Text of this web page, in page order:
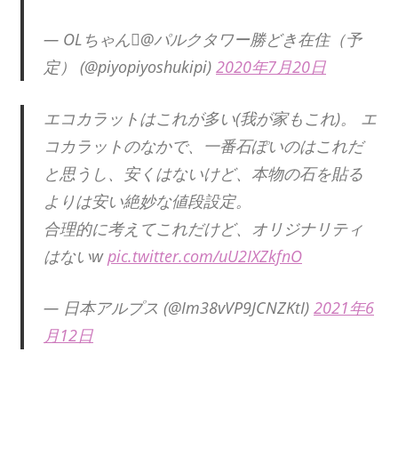
— OLちゃん@パルクタワー勝どき在住（予
定） (@piyopiyoshukipi) 2020年7月20日
エコカラットはこれが多い(我が家もこれ)。 エ
コカラットのなかで、一番石ぽいのはこれだ
と思うし、安くはないけど、本物の石を貼る
よりは安い絶妙な値段設定。
合理的に考えてこれだけど、オリジナリティ
はないwpic.twitter.com/uU2IXZkfnO
— 日本アルプス (@Im38vVP9JCNZKtI) 2021年6
月12日